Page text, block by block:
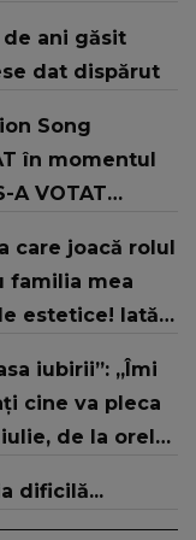
ani găsit
dat dispărut
Song
în momentul
A VOTAT
care joacă rolul
familia mea
estetice! Iată
iubirii”: „Îmi
cine va pleca
de la orele
dificilă...